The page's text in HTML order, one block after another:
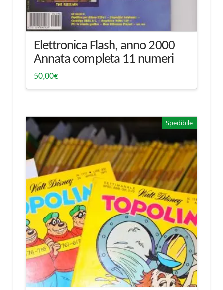
Elettronica Flash, anno 2000
Annata completa 11 numeri
50,00€
Spedibile